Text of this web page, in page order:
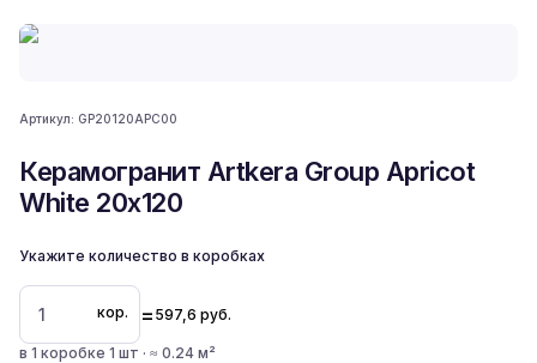
Артикул: GP20120APC00
Керамогранит Artkera Group Apricot
White 20x120
Укажите количество в коробках
кор. = 597,6 руб.
в 1 коробке 1 шт · ≈ 0.24 м²